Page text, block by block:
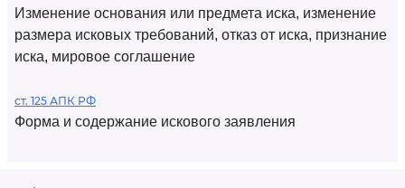
Изменение основания или предмета иска, изменение
размера исковых требований, отказ от иска, признание
иска, мировое соглашение
ст. 125 АПК РФ
Форма и содержание искового заявления